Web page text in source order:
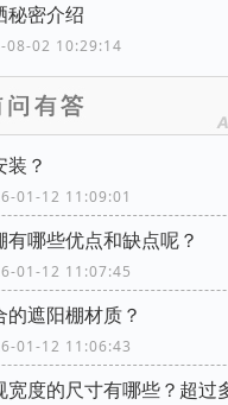
秘密介绍
08-02 10:29:14
？
01-12 11:09:01
有哪些优点和缺点呢？
01-12 11:07:45
遮阳棚材质？
01-12 11:06:43